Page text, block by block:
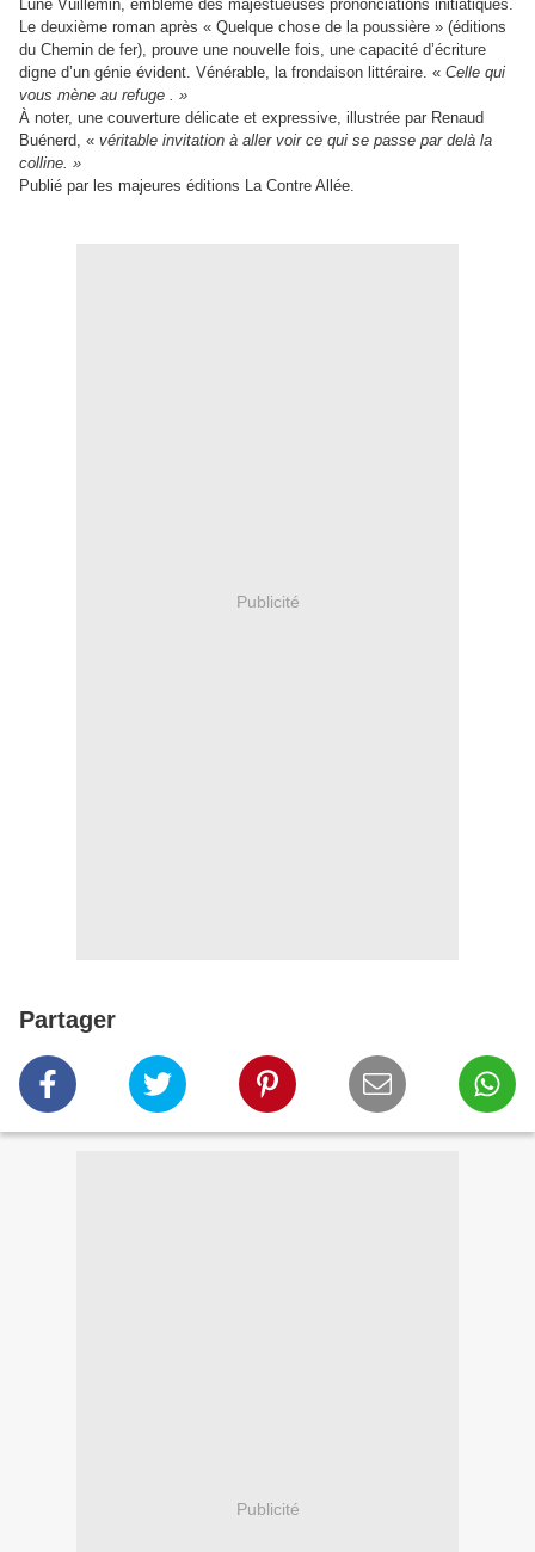
Lune Vuillemin, emblème des majestueuses prononciations initiatiques.
Le deuxième roman après « Quelque chose de la poussière » (éditions
du Chemin de fer), prouve une nouvelle fois, une capacité d’écriture
digne d’un génie évident. Vénérable, la frondaison littéraire. « Celle qui
vous mène au refuge . »
À noter, une couverture délicate et expressive, illustrée par Renaud
Buénerd, « véritable invitation à aller voir ce qui se passe par delà la
colline. »
Publié par les majeures éditions La Contre Allée.
Publicité
Partager
Publicité